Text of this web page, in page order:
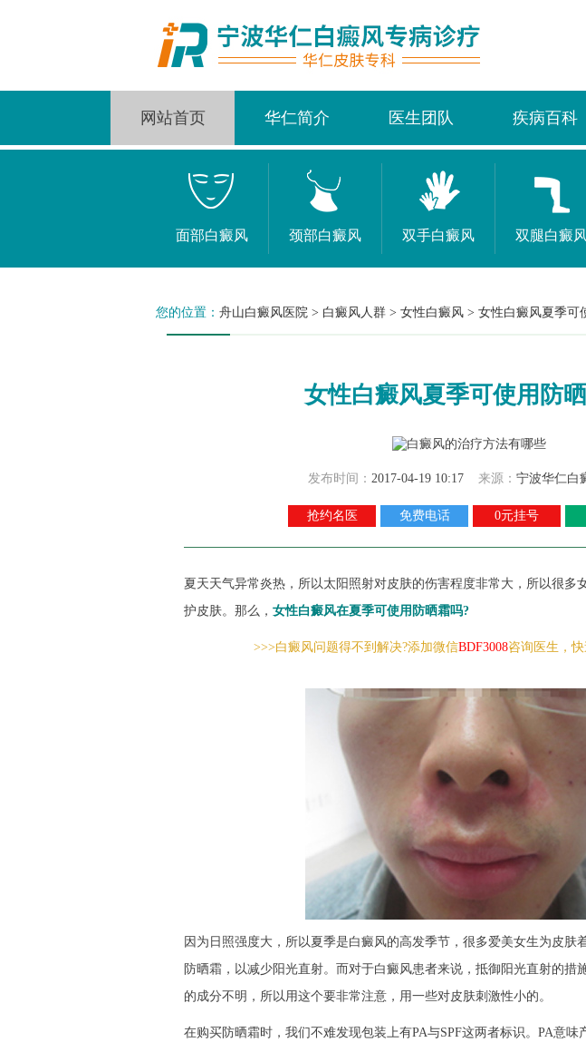
网站首页 华仁简介 医生团队 疾病百科
面部白癜风 颈部白癜风 双手白癜风 双腿白癜
您的位置： 舟山白癜风医院 > 白癜风人群 > 女性白癜风 > 女性白癜风夏季可
女性白癜风夏季可使用防
发布时间： 2017-04-19 10:17 来源： 宁波华仁白
抢约名医 免费电话 0元挂号
夏天天气异常炎热，所以太阳照射对皮肤的伤害程度非常大，所以很多
护皮肤。那么， 女性白癜风在夏季可使用防晒霜吗?
>>>白癜风问题得不到解决?添加微信BDF3008咨询医生，快
因为日照强度大，所以夏季是白癜风的高发季节，很多爱美女生为皮肤
防晒霜，以减少阳光直射。而对于白癜风患者来说，抵御阳光直射的措
的成分不明，所以用这个要非常注意，用一些对皮肤刺激性小的。
在购买防晒霜时，我们不难发现包装上有PA与SPF这两者标识。PA意味